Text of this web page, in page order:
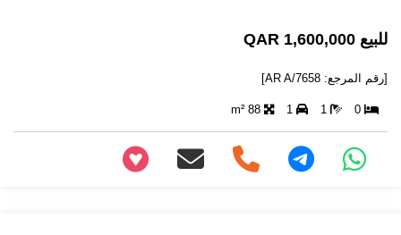
للبيع 1,600,000 QAR
[رقم المرجع: AR A/7658]
0
1
1
88 m²